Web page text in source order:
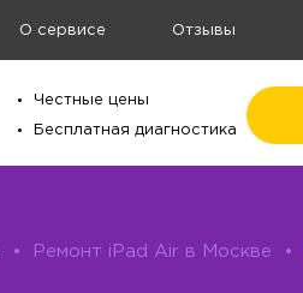
О сервисе Отзывы
Честные цены
Бесплатная диагностика
• Ремонт iPad Air в Москве •